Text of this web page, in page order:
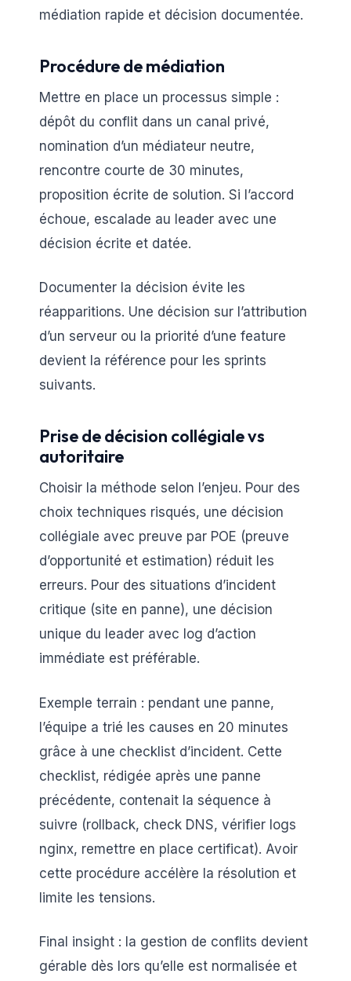
médiation rapide et décision documentée.
Procédure de médiation
Mettre en place un processus simple :
dépôt du conflit dans un canal privé,
nomination d’un médiateur neutre,
rencontre courte de 30 minutes,
proposition écrite de solution. Si l’accord
échoue, escalade au leader avec une
décision écrite et datée.
Documenter la décision évite les
réapparitions. Une décision sur l’attribution
d’un serveur ou la priorité d’une feature
devient la référence pour les sprints
suivants.
Prise de décision collégiale vs
autoritaire
Choisir la méthode selon l’enjeu. Pour des
choix techniques risqués, une décision
collégiale avec preuve par POE (preuve
d’opportunité et estimation) réduit les
erreurs. Pour des situations d’incident
critique (site en panne), une décision
unique du leader avec log d’action
immédiate est préférable.
Exemple terrain : pendant une panne,
l’équipe a trié les causes en 20 minutes
grâce à une checklist d’incident. Cette
checklist, rédigée après une panne
précédente, contenait la séquence à
suivre (rollback, check DNS, vérifier logs
nginx, remettre en place certificat). Avoir
cette procédure accélère la résolution et
limite les tensions.
Final insight : la gestion de conflits devient
gérable dès lors qu’elle est normalisée et